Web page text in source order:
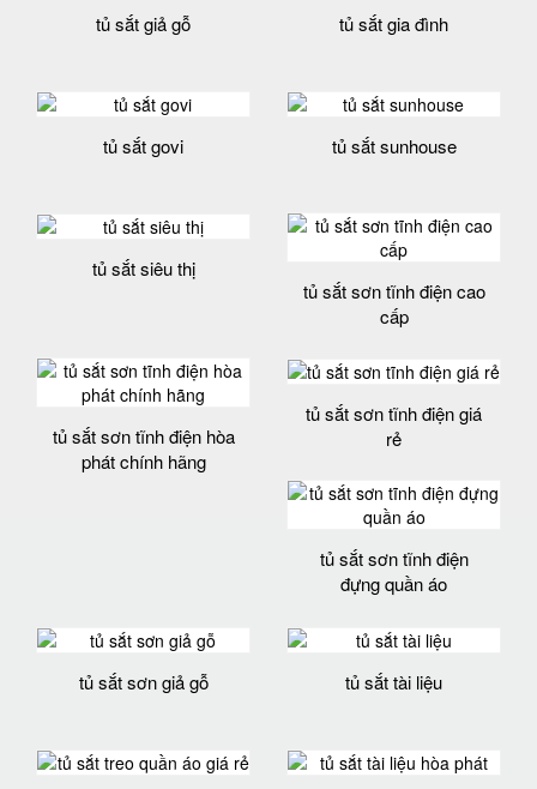
tủ sắt giả gỗ tủ sắt gia đình
tủ sắt govi tủ sắt sunhouse
tủ sắt siêu thị
tủ sắt sơn tĩnh điện cao
cấp
tủ sắt sơn tĩnh điện hòa
phát chính hãng
tủ sắt sơn tĩnh điện giá
rẻ
tủ sắt sơn tĩnh điện
đựng quần áo
tủ sắt sơn giả gỗ tủ sắt tài liệu